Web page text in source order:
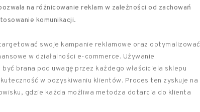
na różnicowanie reklam w zależności od zachowań
komunikacji.
swoje kampanie reklamowe oraz optymalizować
w działalności e-commerce. Używanie
brana pod uwagę przez każdego właściciela sklepu
w pozyskiwaniu klientów. Proces ten zyskuje na
gdzie każda możliwa metodza dotarcia do klienta